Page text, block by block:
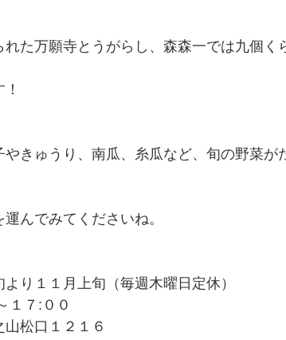
た万願寺とうがらし、森森一では九個く
きゅうり、南瓜、糸瓜など、旬の野菜が
んでみてくださいね。
り１１月上旬（毎週木曜日定休）
１７:００
松口１２１６